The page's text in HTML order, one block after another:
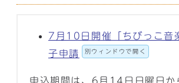
7月10日開催「ちびっこ音
子申請
別ウィンドウで開く
申込期間は、6月14日日曜日